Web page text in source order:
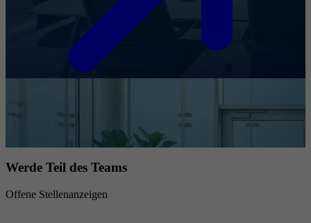
Werde Teil des Teams
Offene Stellenanzeigen